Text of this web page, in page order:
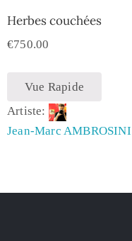
Herbes couchées
€750.00
Vue Rapide
Artiste:
Jean-Marc AMBROSINI